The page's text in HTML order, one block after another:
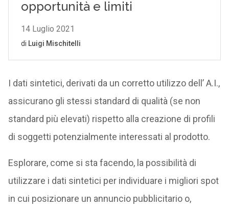
I dati sintetici, derivati da un corretto utilizzo dell’ A.I.,
assicurano gli stessi standard di qualità (se non
standard più elevati) rispetto alla creazione di profili
di soggetti potenzialmente interessati al prodotto.
Esplorare, come si sta facendo, la possibilità di
utilizzare i dati sintetici per individuare i migliori spot
in cui posizionare un annuncio pubblicitario o,